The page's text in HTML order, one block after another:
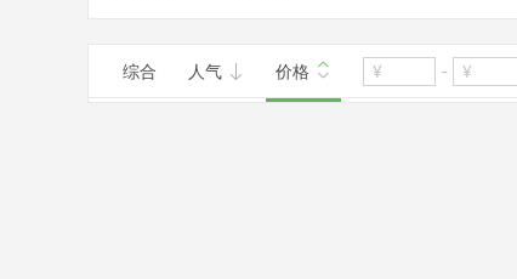
综合 人气 价格 -